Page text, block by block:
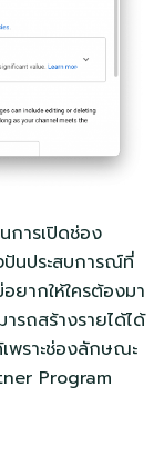
การเปิดช่อง
นประสบการณ์ที่
อยากให้ใครต้องมา
รถสร้างรายได้ได้
พราะช่องลักษณะ
Program